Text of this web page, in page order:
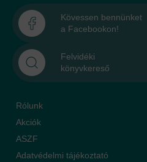
Kövessen bennünket
a Facebookon!
Felvidéki
könyvkereső
Rólunk
Akciók
ASZF
Adatvédelmi tájékoztató